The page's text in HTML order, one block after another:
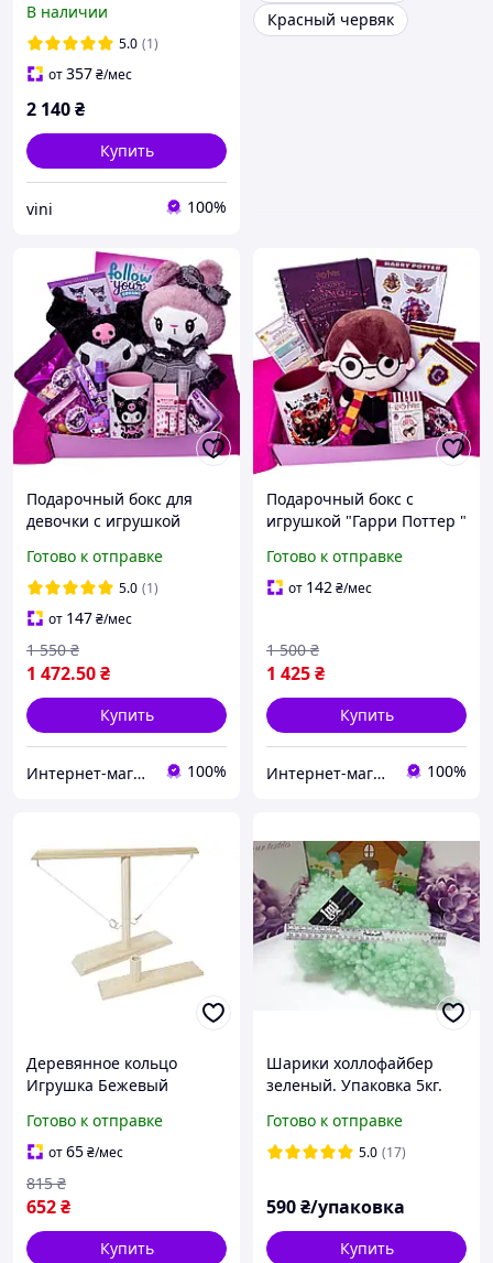
36см кораблик на пульту
детская игрушка
В наличии
5.0 (1)
от357₴/мес
2 140₴
Купить
vini 100%
Красный червяк
Подарочный бокс для
девочки с игрушкой
Готово к отправке
5.0 (1)
от 147₴/мес
1 472.50₴
1 550 ₴
Купить
Интернет-магазин "WowBoxes" 100%
Подарочный бокс с
игрушкой "Гарри Поттер "
Готово к отправке
от 142₴/мес
1 425₴
1 500 ₴
Купить
Интернет-магазин "WowBoxes" 100%
Деревянное кольцо
Игрушка Бежевый
Готово к отправке
от65₴/мес
652₴
815 ₴
Купить
Шарики холлофайбер
зеленый. Упаковка 5кг.
подушек и игрушек.
Готово к отправке
5.0 (17)
590₴/упаковка
Купить